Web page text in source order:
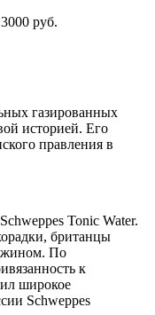
руб.
газированных
историей. Его
правления в
Tonic Water.
британцы
По
к
широкое
Schweppes